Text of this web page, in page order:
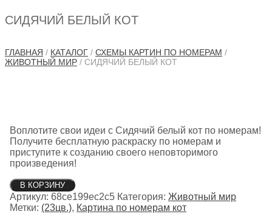
СИДЯЧИЙ БЕЛЫЙ КОТ
ГЛАВНАЯ / КАТАЛОГ / СХЕМЫ КАРТИН ПО НОМЕРАМ /
ЖИВОТНЫЙ МИР / СИДЯЧИЙ БЕЛЫЙ КОТ
Воплотите свои идеи с Сидячий белый кот по номерам!
Получите бесплатную раскраску по номерам и
приступите к созданию своего неповторимого
произведения!
Количество
товара
Сидячий
В КОРЗИНУ
Артикул: 68ce199ec2c5 Категория: Животный мир
Метки: (23цв.), Картина по номерам кот